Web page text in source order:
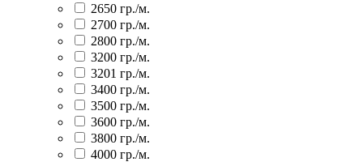
2650 гр./м.
2700 гр./м.
2800 гр./м.
3200 гр./м.
3201 гр./м.
3400 гр./м.
3500 гр./м.
3600 гр./м.
3800 гр./м.
4000 гр./м.